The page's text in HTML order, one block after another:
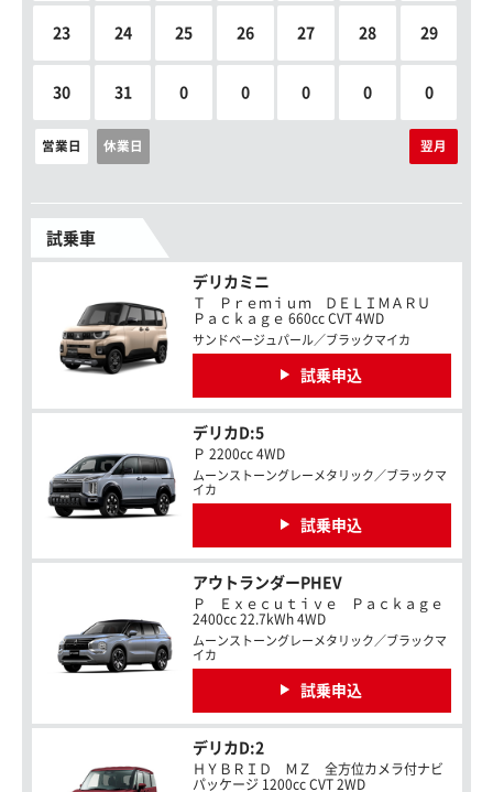
23 24 25 26 27 28 29
30 31 0 0 0 0 0
営業日 休業日 翌月
試乗車
デリカミニ
Ｔ Ｐｒｅｍｉｕｍ ＤＥＬＩＭＡＲＵ
Ｐａｃｋａｇｅ 660cc CVT 4WD
サンドベージュパール／ブラックマイカ
試乗申込
デリカD:5
Ｐ 2200cc 4WD
ムーンストーングレーメタリック／ブラックマ
イカ
試乗申込
アウトランダーPHEV
Ｐ Ｅｘｅｃｕｔｉｖｅ Ｐａｃｋａｇｅ
2400cc 22.7kWh 4WD
ムーンストーングレーメタリック／ブラックマ
イカ
試乗申込
デリカD:2
ＨＹＢＲＩＤ ＭＺ 全方位カメラ付ナビ
パッケージ 1200cc CVT 2WD